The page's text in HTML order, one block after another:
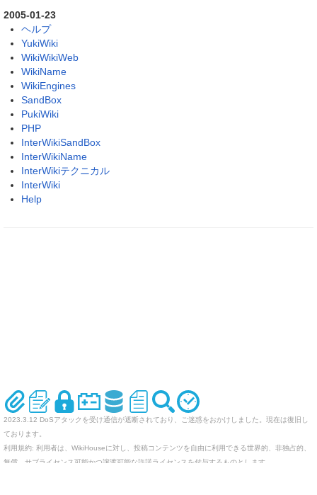
2005-01-23
ヘルプ
YukiWiki
WikiWikiWeb
WikiName
WikiEngines
SandBox
PukiWiki
PHP
InterWikiSandBox
InterWikiName
InterWikiテクニカル
InterWiki
Help
2023.3.12 DoSアタックを受け通信が遮断されており、ご迷惑をおかけしました。現在は復旧し
ております。
利用規約: 利用者は、WikiHouseに対し、投稿コンテンツを自由に利用できる世界的、非独占的、
無償、サブライセンス可能かつ譲渡可能な許諾ライセンスを付与するものとします。